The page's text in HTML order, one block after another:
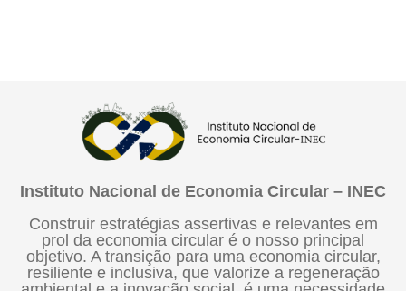
Instituto Nacional de Economia Circular – INEC
Construir estratégias assertivas e relevantes em
prol da economia circular é o nosso principal
objetivo. A transição para uma economia circular,
resiliente e inclusiva, que valorize a regeneração